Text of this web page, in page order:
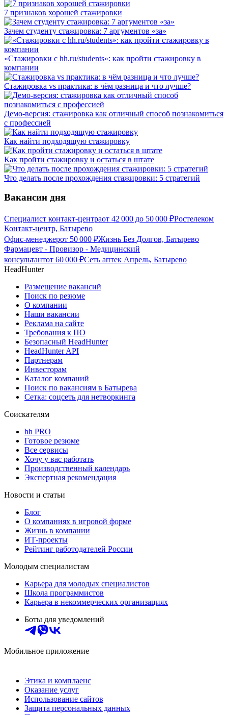
7 признаков хорошей стажировки
Зачем студенту стажировка: 7 аргументов «за»
«Стажировки с hh.ru/students»: как пройти стажировку в
компании
Стажировка vs практика: в чём разница и что лучше?
Демо-версия: стажировка как отличный способ познакомиться
с профессией
Как найти подходящую стажировку
Как пройти стажировку и остаться в штате
Что делать после прохождения стажировки: 5 стратегий
Вакансии дня
Специалист контакт-центраот 42 000 до 50 000 ₽Ростелеком
Контакт-центр, Батырево
Офис-менеджерот 50 000 ₽Жизнь Без Долгов, Батырево
Фармацевт - Провизор - Медицинский
консультантот 60 000 ₽Сеть аптек Апрель, Батырево
HeadHunter
Размещение вакансий
Поиск по резюме
О компании
Наши вакансии
Реклама на сайте
Требования к ПО
Безопасный HeadHunter
HeadHunter API
Партнерам
Инвесторам
Каталог компаний
Поиск по вакансиям в Батырева
Сетка: соцсеть для нетворкинга
Соискателям
hh PRO
Готовое резюме
Все сервисы
Хочу у вас работать
Производственный календарь
Экспертная рекомендация
Новости и статьи
Блог
О компаниях в игровой форме
Жизнь в компании
ИТ-проекты
Рейтинг работодателей России
Молодым специалистам
Карьера для молодых специалистов
Школа программистов
Карьера в некоммерческих организациях
Боты для уведомлений
Мобильное приложение
Этика и комплаенс
Оказание услуг
Использование сайтов
Защита персональных данных